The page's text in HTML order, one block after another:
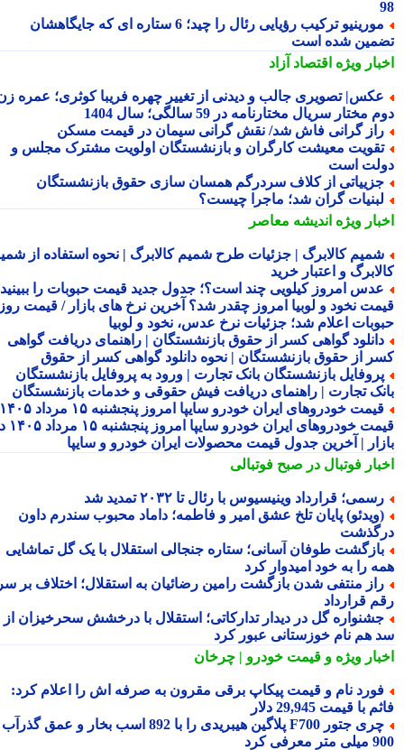
مورینیو ترکیب رؤیایی رئال را چید؛ 6 ستاره ای که جایگاهشان
شده است
ویژهاقتصاد آزاد
تصویری جالب و دیدنی از تغییر چهره فریبا کوثری؛ عمره زن
مختار سریال مختارنامه در 59 سالگی؛ سال 1404
گرانی فاش شد/ نقش گرانی سیمان در قیمت مسکن
معیشت کارگران و بازنشستگان اولویت مشترک مجلس و
است
از کلاف سردرگم همسان سازی حقوق بازنشستگان
گران شد؛ ماجرا چیست؟
ویژهاندیشه معاصر
کالابرگ | جزئیات طرح شمیم کالابرگ | نحوه استفاده از شمیم
و اعتبار خرید
امروز کیلویی چند است؟؛ جدول جدید قیمت حبوبات را ببینید /
نخود و لوبیا امروز چقدر شد؟ آخرین نرخ های بازار / قیمت روز
اعلام شد؛ جزئیات نرخ عدس، نخود و لوبیا
گواهی کسر از حقوق بازنشستگان | راهنمای دریافت گواهی
از حقوق بازنشستگان | نحوه دانلود گواهی کسر از حقوق
بازنشستگان بانک تجارت | ورود به پروفایل بازنشستگان
تجارت | راهنمای دریافت فیش حقوقی و خدمات بازنشستگان
قیمت خودروهای ایران خودرو سایپا امروز پنجشنبه ۱۵ مرداد ۱۴۰۵ |
قیمت خودروهای ایران خودرو سایپا امروز پنجشنبه ۱۵ مرداد ۱۴۰۵ در
| آخرین جدول قیمت محصولات ایران خودرو و سایپا
فوتبال در صبح فوتبالی
قرارداد وینیسیوس با رئال تا ۲۰۳۲ تمدید شد
پایان تلخ عشق امیر و فاطمه؛ داماد محبوب سندرم داون
طوفان آسانی؛ ستاره جنجالی استقلال با یک گل تماشایی
را به خود امیدوار کرد
منتفی شدن بازگشت رامین رضائیان به استقلال؛ اختلاف بر سر
قرارداد
گل در دیدار تدارکاتی؛ استقلال با درخشش سحرخیزان از
هم نام خوزستانی عبور کرد
ویژهو قیمت خودرو | چرخان
نام و قیمت پیکاپ برقی مقرون به صرفه اش را اعلام کرد:
با قیمت 29,945 دلار
چری جتور F700 پلاگین هیبریدی را با 892 اسب بخار و عمق گذرآب